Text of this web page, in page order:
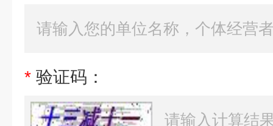
* 验证码：